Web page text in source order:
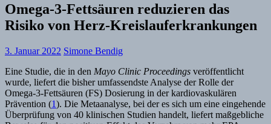
Omega-3-Fettsäuren reduzieren das
Risiko von Herz-Kreislauferkrankungen
3. Januar 2022 Simone Bendig
Eine Studie, die in den Mayo Clinic Proceedings veröffentlicht
wurde, liefert die bisher umfassendste Analyse der Rolle der
Omega-3-Fettsäuren (FS) Dosierung in der kardiovaskulären
Prävention (1). Die Metaanalyse, bei der es sich um eine eingehende
Überprüfung von 40 klinischen Studien handelt, liefert maßgebliche